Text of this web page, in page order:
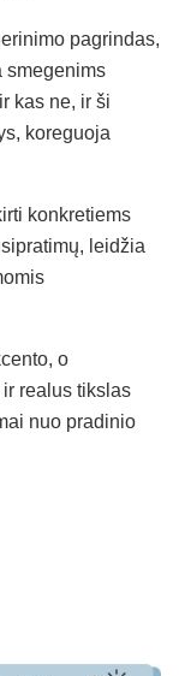
pagrindas,
smegenims
kas ne, ir ši
koreguoja
konkretiems
leidžia
o
realus tikslas
nuo pradinio